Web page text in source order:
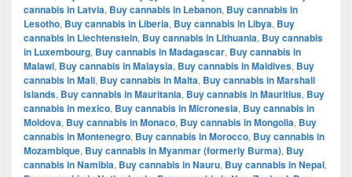
cannabis in Latvia, Buy cannabis in Lebanon, Buy cannabis in
Lesotho, Buy cannabis in Liberia, Buy cannabis in Libya, Buy
cannabis in Liechtenstein, Buy cannabis in Lithuania, Buy cannabis
in Luxembourg, Buy cannabis in Madagascar, Buy cannabis in
Malawi, Buy cannabis in Malaysia, Buy cannabis in Maldives, Buy
cannabis in Mali, Buy cannabis in Malta, Buy cannabis in Marshall
Islands, Buy cannabis in Mauritania, Buy cannabis in Mauritius, Buy
cannabis in mexico, Buy cannabis in Micronesia, Buy cannabis in
Moldova, Buy cannabis in Monaco, Buy cannabis in Mongolia, Buy
cannabis in Montenegro, Buy cannabis in Morocco, Buy cannabis in
Mozambique, Buy cannabis in Myanmar (formerly Burma), Buy
cannabis in Namibia, Buy cannabis in Nauru, Buy cannabis in Nepal,